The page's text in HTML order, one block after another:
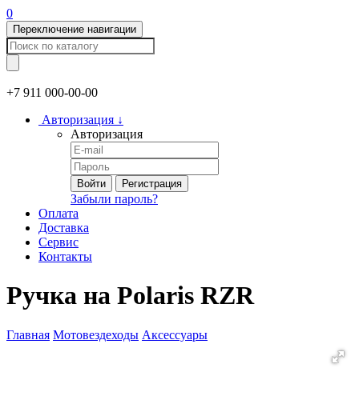
0
Переключение навигации
+7 911 000-00-00
Авторизация ↓
Авторизация
Войти Регистрация
Забыли пароль?
Оплата
Доставка
Сервис
Контакты
Ручка на Polaris RZR
Главная Мотовездеходы Аксессуары